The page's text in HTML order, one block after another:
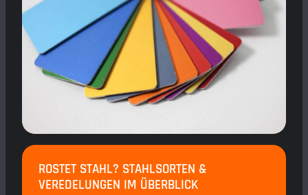
ROSTET STAHL? STAHLSORTEN &
VEREDELUNGEN IM ÜBERBLICK